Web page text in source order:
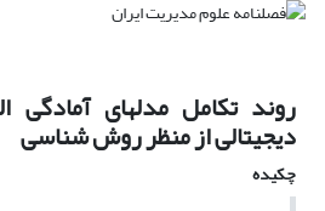
روند تکامل مدلهای آمادگی
دیجیتالی از منظر روش شناسی
چکیده